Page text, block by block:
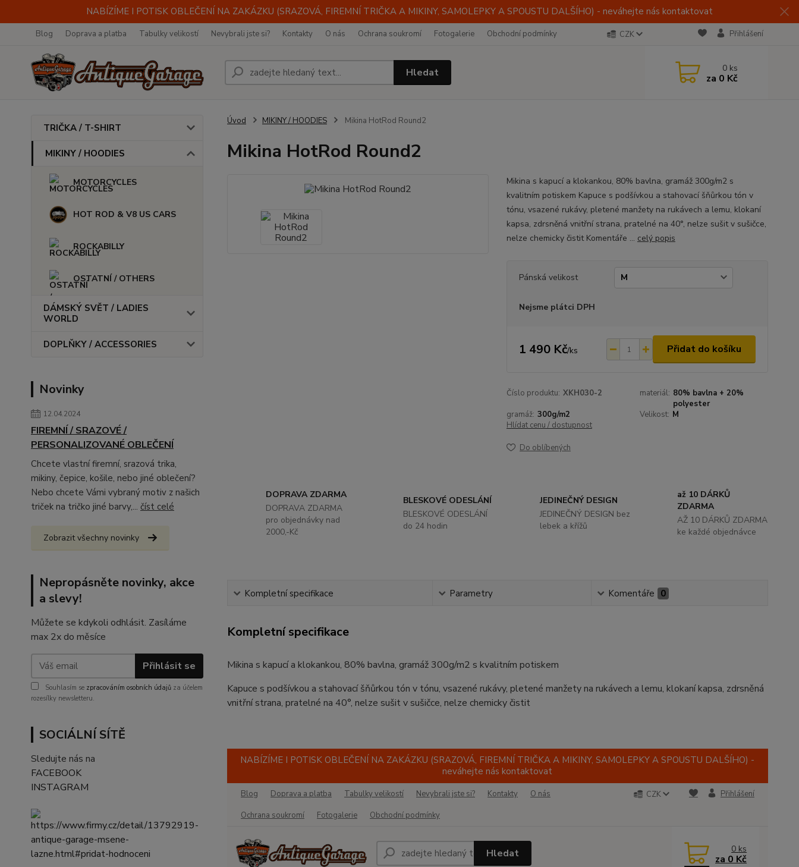
NABÍZÍME I POTISK OBLEČENÍ NA ZAKÁZKU (SRAZOVÁ, FIREMNÍ TRIČKA A MIKINY, SAMOLEPKY A SPOUSTU DALŠÍHO) - neváhejte nás kontaktovat
Blog Doprava a platba Tabulky velikostí Nevybrali jste si? Kontakty O nás Ochrana soukromí Fotogalerie Obchodní podmínky CZK Přihlášení
Hledat 0 ks
za 0 Kč
TRIČKA / T-SHIRT
MIKINY / HOODIES
MOTORCYCLES
HOT ROD & V8 US CARS
ROCKABILLY
OSTATNÍ / OTHERS
DÁMSKÝ SVĚT / LADIES
WORLD
DOPLŇKY / ACCESSORIES
Novinky
12.04.2024
FIREMNÍ / SRAZOVÉ /
PERSONALIZOVANÉ OBLEČENÍ
Chcete vlastní firemní, srazová trika,
mikiny, čepice, košile, nebo jiné oblečení?
Nebo chcete Vámi vybraný motiv z našich
triček na tričko jiné barvy,... číst celé
Zobrazit všechny novinky
Nepropásněte novinky, akce
a slevy!
Můžete se kdykoli odhlásit. Zasíláme
max 2x do měsíce
Přihlásit se
Souhlasím se zpracováním osobních údajů za účelem
rozesílky newsletteru.
SOCIÁLNÍ SÍTĚ
Sledujte nás na
FACEBOOK
INSTAGRAM
Úvod MIKINY / HOODIES Mikina HotRod Round2
Mikina HotRod Round2
Mikina s kapucí a klokankou, 80% bavlna, gramáž 300g/m2 s
kvalitním potiskem Kapuce s podšívkou a stahovací šňůrkou tón v
tónu, vsazené rukávy, pletené manžety na rukávech a lemu, klokaní
kapsa, zdrsněná vnitřní strana, pratelné na 40°, nelze sušit v sušičce,
nelze chemicky čistit Komentáře ... celý popis
Pánská velikost
Nejsme plátci DPH
1 490 Kč/ks Přidat do košíku
Číslo produktu: XKH030-2 materiál: 80% bavlna + 20%
polyester
gramáž: 300g/m2 Velikost: M
Hlídat cenu / dostupnost
Do oblíbených
DOPRAVA ZDARMA
DOPRAVA ZDARMA
pro objednávky nad
2000,-Kč
BLESKOVÉ ODESLÁNÍ
BLESKOVÉ ODESLÁNÍ
do 24 hodin
JEDINEČNÝ DESIGN
JEDINEČNÝ DESIGN bez
lebek a křížů
až 10 DÁRKŮ
ZDARMA
AŽ 10 DÁRKŮ ZDARMA
ke každé objednávce
Kompletní specifikace Parametry Komentáře 0
Kompletní specifikace
Mikina s kapucí a klokankou, 80% bavlna, gramáž 300g/m2 s kvalitním potiskem
Kapuce s podšívkou a stahovací šňůrkou tón v tónu, vsazené rukávy, pletené manžety na rukávech a lemu, klokaní kapsa, zdrsněná
vnitřní strana, pratelné na 40°, nelze sušit v sušičce, nelze chemicky čistit
NABÍZÍME I POTISK OBLEČENÍ NA ZAKÁZKU (SRAZOVÁ, FIREMNÍ TRIČKA A MIKINY, SAMOLEPKY A SPOUSTU DALŠÍHO) -
neváhejte nás kontaktovat
Blog Doprava a platba Tabulky velikostí Nevybrali jste si? Kontakty
O nás
Ochrana soukromí
Fotogalerie Obchodní podmínky
CZK Přihlášení
Hledat 0 ks
za 0 Kč